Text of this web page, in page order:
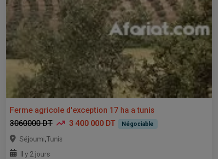
Ferme agricole d'exception 17 ha a tunis
3060000 DT
3 400 000 DT Négociable
Séjoumi,Tunis
Il y 2 jours